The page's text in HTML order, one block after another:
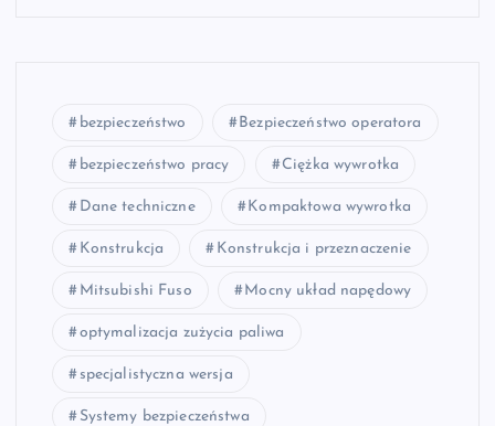
bezpieczeństwo Bezpieczeństwo operatora
bezpieczeństwo pracy Ciężka wywrotka
Dane techniczne Kompaktowa wywrotka
Konstrukcja Konstrukcja i przeznaczenie
Mitsubishi Fuso Mocny układ napędowy
optymalizacja zużycia paliwa
specjalistyczna wersja
Systemy bezpieczeństwa